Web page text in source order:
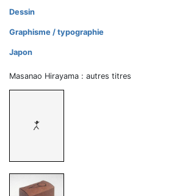
Dessin
Graphisme / typographie
Japon
Masanao Hirayama : autres titres